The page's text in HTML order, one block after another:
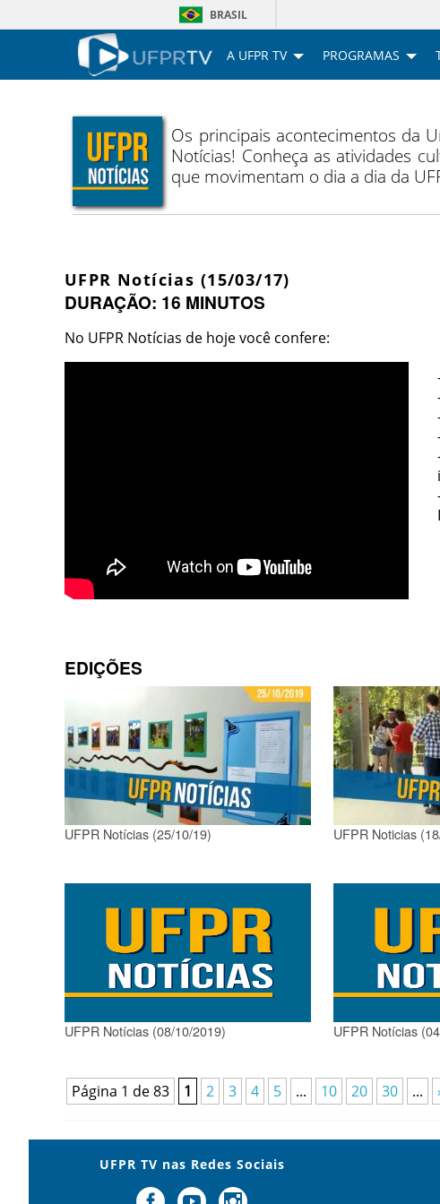
BRASIL
A UFPR TV PROGRAMAS
Os principais acontecimentos da
Notícias! Conheça as atividades
que movimentam o dia a dia da
UFPR Notícias (15/03/17)
DURAÇÃO: 16 MINUTOS
No UFPR Notícias de hoje você confere:
EDIÇÕES
UFPR Notícias (25/10/19) UFPR Noticias
UFPR Notícias (08/10/2019) UFPR Notícias
Página 1 de 83 1 2 3 4 5 ... 10 20 30 ...
UFPR TV nas Redes Sociais